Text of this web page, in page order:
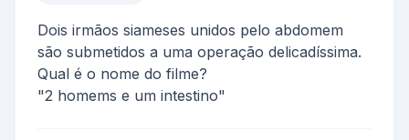
Dois irmãos siameses unidos pelo abdomem
são submetidos a uma operação delicadíssima.
Qual é o nome do filme?
"2 homems e um intestino"